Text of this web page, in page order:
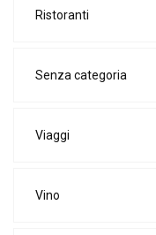
Ristoranti
Senza categoria
Viaggi
Vino